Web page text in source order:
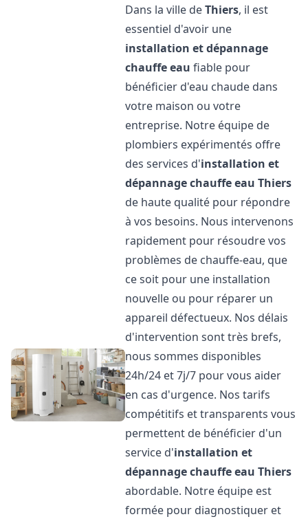
Dans la ville deThiers, il est
essentiel d'avoir une
installation et dépannage
chauffe eau fiable pour
bénéficier d'eau chaude dans
votre maison ou votre
entreprise. Notre équipe de
plombiers expérimentés offre
des services d'installation et
dépannage chauffe eau Thiers
de haute qualité pour répondre
à vos besoins. Nous intervenons
rapidement pour résoudre vos
problèmes de chauffe-eau, que
ce soit pour une installation
nouvelle ou pour réparer un
appareil défectueux. Nos délais
d'intervention sont très brefs,
nous sommes disponibles
24h/24 et 7j/7 pour vous aider
en cas d'urgence. Nos tarifs
compétitifs et transparents vous
permettent de bénéficier d'un
service d'installation et
dépannage chauffe eau Thiers
abordable. Notre équipe est
formée pour diagnostiquer et